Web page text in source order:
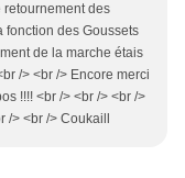
retournement des
fonction des Goussets
de la marche étais
/> <br /> Encore merci
!!!! <br /> <br /> <br />
> <br /> Coukaill